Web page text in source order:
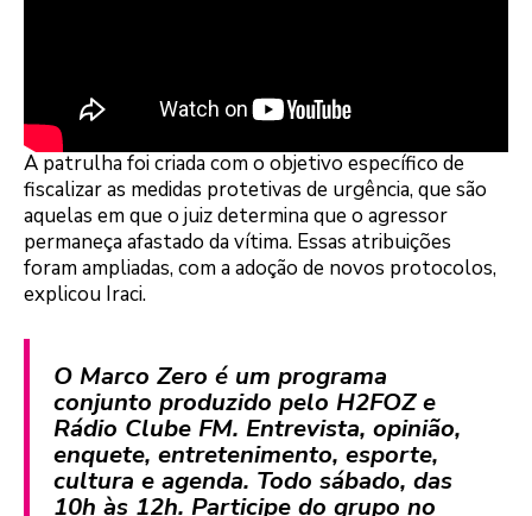
A patrulha foi criada com o objetivo específico de
fiscalizar as medidas protetivas de urgência, que são
aquelas em que o juiz determina que o agressor
permaneça afastado da vítima. Essas atribuições
foram ampliadas, com a adoção de novos protocolos,
explicou Iraci.
O Marco Zero é um programa
conjunto produzido pelo H2FOZ e
Rádio Clube FM. Entrevista, opinião,
enquete, entretenimento, esporte,
cultura e agenda. Todo sábado, das
10h às 12h. Participe do grupo no